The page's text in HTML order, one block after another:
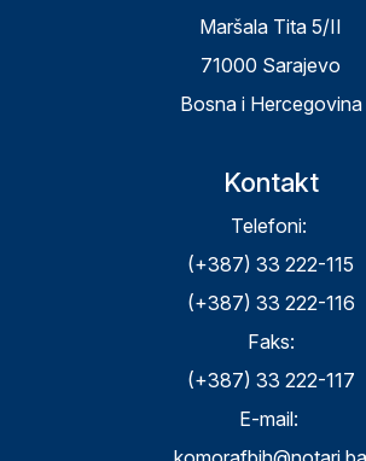
Maršala Tita 5/II
71000 Sarajevo
Bosna i Hercegovina
Kontakt
Telefoni:
(+387) 33 222-115
(+387) 33 222-116
Faks:
(+387) 33 222-117
E-mail: